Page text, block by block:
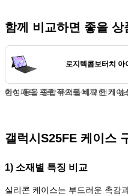
함께 비교하면 좋을 상
로지텍콤보터치 아
아이패드 프로 유저들에게 인기 높은 로지텍 콤보터치의 타건감·활용도·호환성 등
갤럭시S25FE 케이스
1) 소재별 특징 비교
실리콘 케이스는 부드러운 촉감